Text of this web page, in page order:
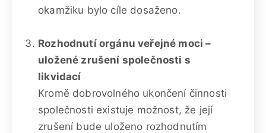
okamžiku bylo cíle dosaženo.
Rozhodnutí orgánu veřejné moci –
uložené zrušení společnosti s
likvidací
Kromě dobrovolného ukončení činnosti
společnosti existuje možnost, že její
zrušení bude uloženo rozhodnutím